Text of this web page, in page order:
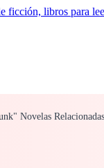
Novelas Relacionadas